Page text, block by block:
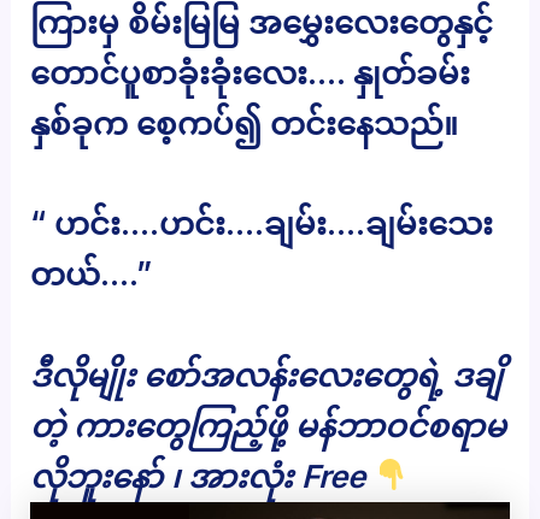
ကြားမှ စိမ်းမြမြ အမွှေးလေးတွေနှင့်
တောင်ပူစာခုံးခုံးလေး…. နှုတ်ခမ်း
နှစ်ခုက စေ့ကပ်၍ တင်းနေသည်။
“ ဟင်း….ဟင်း….ချမ်း….ချမ်းသေး
တယ်….”
ဒီလိုမျိုး စော်အလန်းလေးတွေရဲ့ ဒချိ
တဲ့ ကားတွေကြည့်ဖို့ မန်ဘာဝင်စရာမ
လိုဘူးနော် ၊ အားလုံး Free